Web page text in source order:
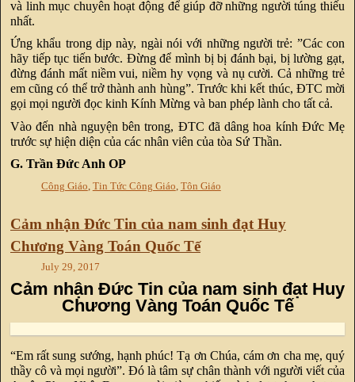
và linh mục chuyên hoạt động để giúp đỡ những người túng thiếu
nhất.
Ứng khẩu trong dịp này, ngài nói với những người trẻ: ”Các con
hãy tiếp tục tiến bước. Đừng để mình bị bị đánh bại, bị lường gạt,
đừng đánh mất niềm vui, niềm hy vọng và nụ cười. Cả những trẻ
em cũng có thể trở thành anh hùng”. Trước khi kết thúc, ĐTC mời
gọi mọi người đọc kinh Kính Mừng và ban phép lành cho tất cả.
Vào đến nhà nguyện bên trong, ĐTC đã dâng hoa kính Đức Mẹ
trước sự hiện diện của các nhân viên của tòa Sứ Thần.
G. Trần Đức Anh OP
Công Giáo, Tin Tức Công Giáo, Tôn Giáo
Cảm nhận Đức Tin của nam sinh đạt Huy
Chương Vàng Toán Quốc Tế
July 29, 2017
Cảm nhận Đức Tin của nam sinh đạt Huy
Chương Vàng Toán Quốc Tế
“Em rất sung sướng, hạnh phúc! Tạ ơn Chúa, cám ơn cha mẹ, quý
thầy cô và mọi người”. Đó là tâm sự chân thành với người viết của